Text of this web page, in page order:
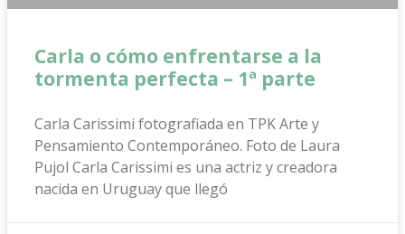
Carla o cómo enfrentarse a la
tormenta perfecta – 1ª parte
Carla Carissimi fotografiada en TPK Arte y
Pensamiento Contemporáneo. Foto de Laura
Pujol Carla Carissimi es una actriz y creadora
nacida en Uruguay que llegó